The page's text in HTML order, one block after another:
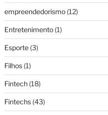
empreendedorismo(12)
Entretenimento(1)
Esporte(3)
Filhos(1)
Fintech(18)
Fintechs(43)